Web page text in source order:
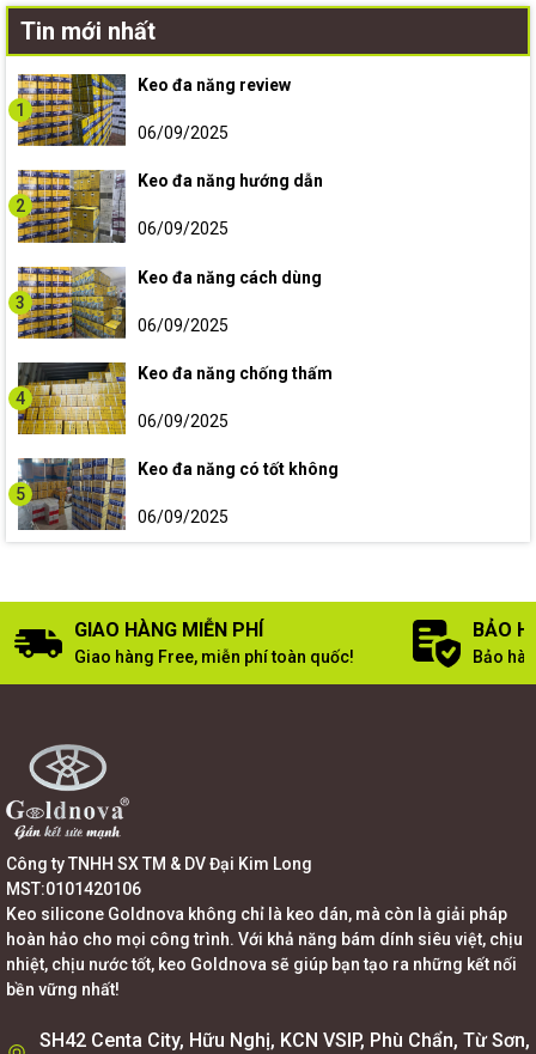
Tin mới nhất
1
Keo đa năng review
06/09/2025
2
Keo đa năng hướng dẫn
06/09/2025
3
Keo đa năng cách dùng
06/09/2025
4
Keo đa năng chống thấm
06/09/2025
5
Keo đa năng có tốt không
06/09/2025
GIAO HÀNG MIỄN PHÍ
Giao hàng Free, miễn phí toàn quốc!
BẢO
Bảo
Công ty TNHH SX TM & DV Đại Kim Long
MST:0101420106
Keo silicone Goldnova không chỉ là keo dán, mà còn là giải pháp
hoàn hảo cho mọi công trình. Với khả năng bám dính siêu việt, chịu
nhiệt, chịu nước tốt, keo Goldnova sẽ giúp bạn tạo ra những kết nối
bền vững nhất!
SH42 Centa City, Hữu Nghị, KCN VSIP, Phù Chẩn, Từ Sơn,